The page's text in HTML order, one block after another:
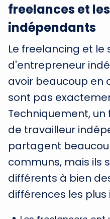
freelances et
indépendants
Le freelancing et le
d'entrepreneur
avoir beaucoup en
sont pas
Techniquement,
de travailleur
partagent
communs, mais ils
différents à bien
différences les